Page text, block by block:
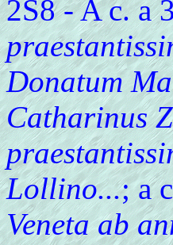
2S8 - A c. a
Donatum
Catharinus
Lollino...; a
Veneta ab